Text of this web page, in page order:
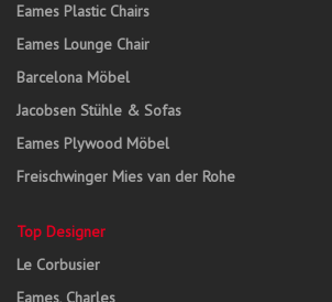
Eames Plastic Chairs
Eames Lounge Chair
Barcelona Möbel
Jacobsen Stühle & Sofas
Eames Plywood Möbel
Freischwinger Mies van der Rohe
Top Designer
Le Corbusier
Eames, Charles